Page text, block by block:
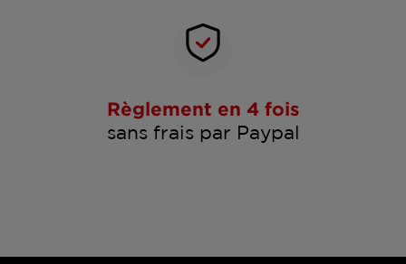
Règlement en 4 fois
sans frais par Paypal